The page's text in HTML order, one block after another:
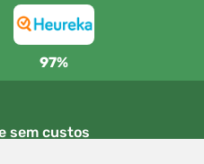
97%
sem custos
superiores a 80 EUR